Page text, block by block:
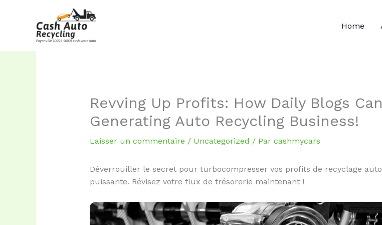
Home
Revving Up Profits: How Daily Blogs
Generating Auto Recycling Business!
Laisser un commentaire / Uncategorized / Par cashmycars
Déverrouiller le secret pour turbocompresser vos profits de recyclage
puissante. Révisez votre flux de trésorerie maintenant !